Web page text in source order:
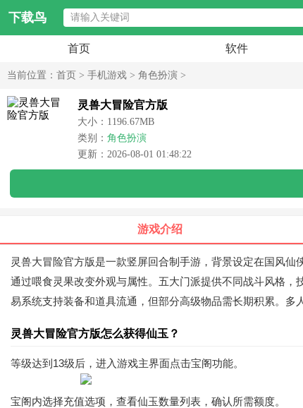
下载鸟
首页 软件
当前位置： 首页 > 手机游戏 > 角色扮演 >
灵兽大冒险官方版
大小：1196.67MB
类别： 角色扮演
更新：2026-08-01 01:48:22
游戏介绍
灵兽大冒险官方版是一款竖屏回合制手游，背景设定在国风
通过喂食灵果改变外观与属性。五大门派提供不同战斗风格
易系统支持装备和道具流通，但部分高级物品需长期积累。多
灵兽大冒险官方版怎么获得仙玉？
等级达到13级后，进入游戏主界面点击宝阁功能。
宝阁内选择充值选项，查看仙玉数量列表，确认所需额度。